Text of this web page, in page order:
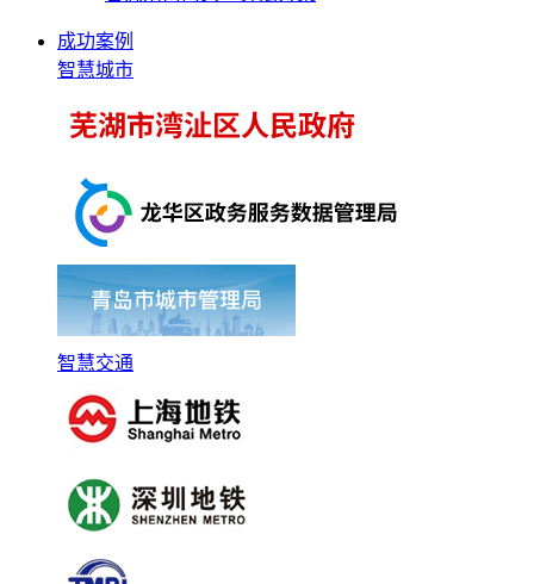
成功案例
智慧城市
智慧交通